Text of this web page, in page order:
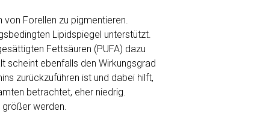
Forellen zu pigmentieren.
Lipidspiegel unterstützt.
Fettsäuren (PUFA) dazu
scheint ebenfalls den Wirkungsgrad
zurückzuführen ist und dabei hilft,
betrachtet, eher niedrig.
werden.